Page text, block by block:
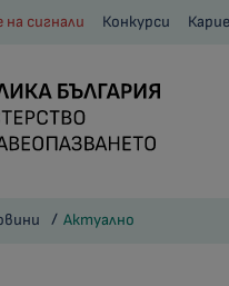
на сигнали Конкурси
Актуално